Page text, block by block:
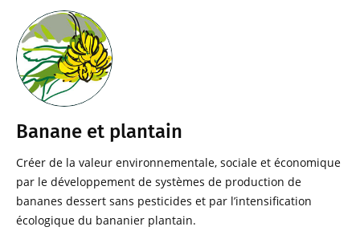
Banane et plantain
Créer de la valeur environnementale, sociale et économique
par le développement de systèmes de production de
bananes dessert sans pesticides et par l’intensification
écologique du bananier plantain.